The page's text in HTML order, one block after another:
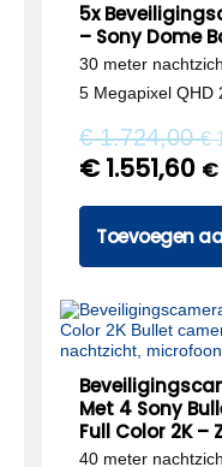
5x
– Sony Dome
30 meter
5 Megapixel QHD
€1.724,00 €
€1.551,60 €
Toevoegen
Met 4 Sony
Full Color 2K –
40 meter